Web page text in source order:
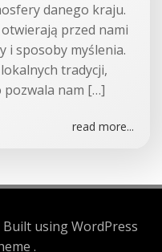
danego kraju.
przed nami
i sposoby myślenia.
tradycji,
pozwala nam […]
read more...
Built using WordPress
.